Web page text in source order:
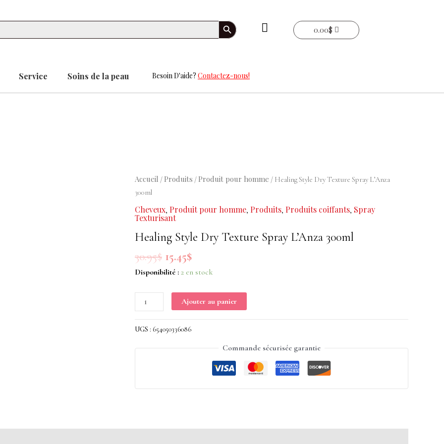
Search Button
0.00$
Service Soins de la peau Besoin D'aide? Contactez-nous!
Accueil / Produits / Produit pour homme / Healing Style Dry Texture Spray L’Anza
300ml
Cheveux, Produit pour homme, Produits, Produits coiffants, Spray
Texturisant
Healing Style Dry Texture Spray L’Anza 300ml
30.95$
Le
initial
était :
30.95$.
15.45$
Le
actuel
est :
15.45$.
Disponibilité : 2 en stock
quantité
de
Healing
Style
Texture
Spray
L'Anza
Ajouter au panier
UGS : 654050336086
Commande sécurisée garantie